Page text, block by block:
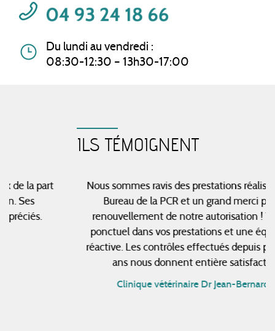
Du lundi au vendredi :
08:30-12:30 – 13h30-17:00
ILS TÉMOIGNENT
Nous sommes ravis des prestations réalisées par le
Bureau de la PCR et un grand merci pour le
renouvellement de notre autorisation ! Toujours
ponctuel dans vos prestations et une équipe très
réactive. Les contrôles effectués depuis près de 10
ans nous donnent entière satisfaction.
Clinique vétérinaire Dr Jean-Bernard P.